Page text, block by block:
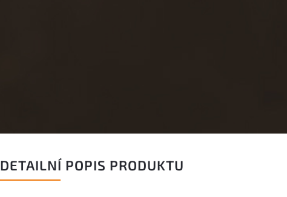
DETAILNÍ POPIS PRODUKTU